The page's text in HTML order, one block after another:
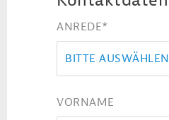
ANREDE*
BITTE AUSWÄHLEN
VORNAME